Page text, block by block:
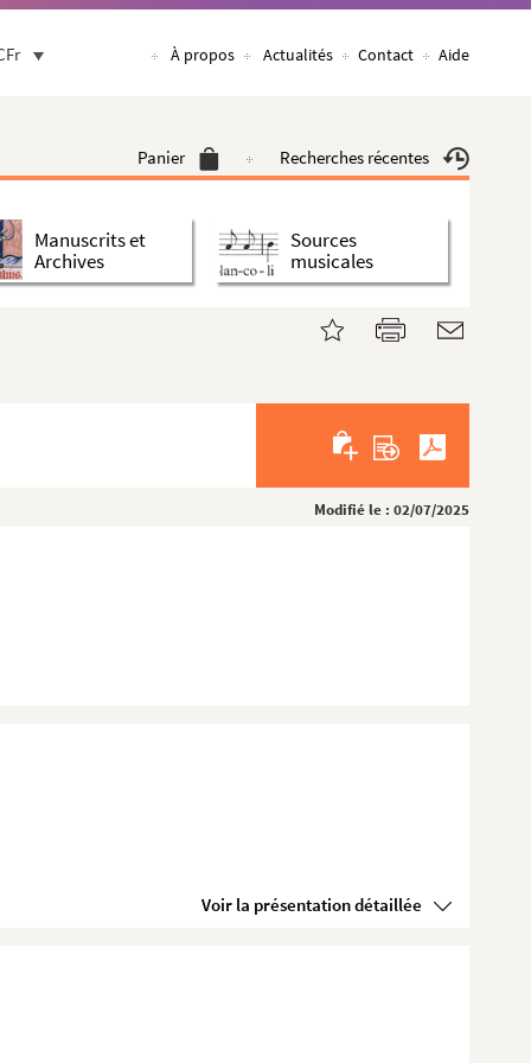
À propos Actualités Contact Aide
Panier Recherches récentes
Manuscrits et
Archives
Sources
musicales
Modifié le : 02/07/2025
Voir la présentation détaillée